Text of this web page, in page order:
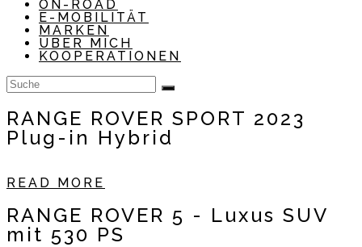
ON-ROAD
E-MOBILITÄT
MARKEN
ÜBER MICH
KOOPERATIONEN
RANGE ROVER SPORT 2023
Plug-in Hybrid
READ MORE
RANGE ROVER 5 - Luxus SUV
mit 530 PS